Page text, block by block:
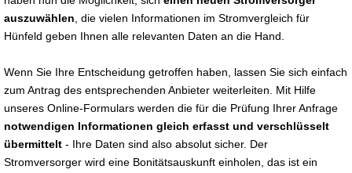
auszuwählen , die vielen Informationen im Stromvergleich für
Hünfeld geben Ihnen alle relevanten Daten an die Hand.
Wenn Sie Ihre Entscheidung getroffen haben, lassen Sie sich einfach
zum Antrag des entsprechenden Anbieter weiterleiten. Mit Hilfe
unseres Online-Formulars werden die für die Prüfung Ihrer Anfrage
notwendigen Informationen gleich erfasst und verschlüsselt
übermittelt - Ihre Daten sind also absolut sicher. Der
Stromversorger wird eine Bonitätsauskunft einholen, das ist ein